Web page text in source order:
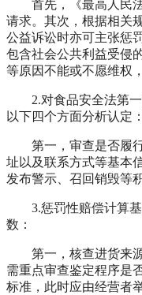
首先，《最高人民法
请求。其次，根据相关
公益诉讼时亦可主张惩
包含社会公共利益受侵
等原因不能或不愿维权
2.对食品安全法第一
以下四个方面分析认定：
第一，审查是否履行
址以及联系方式等基本
发布警示、召回销毁等
3.惩罚性赔偿计算基
数：
第一，核查进货来源
需重点审查鉴定程序是
标准，此时应由经营者